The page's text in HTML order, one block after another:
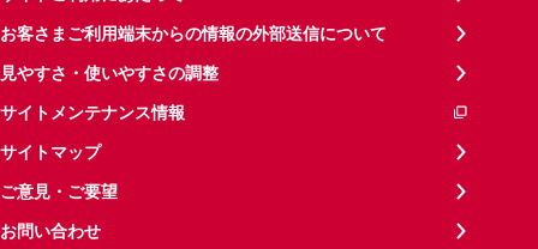
お客さまご利用端末からの情報の外部送信について
見やすさ・使いやすさの調整
サイトメンテナンス情報
サイトマップ
ご意見・ご要望
お問い合わせ